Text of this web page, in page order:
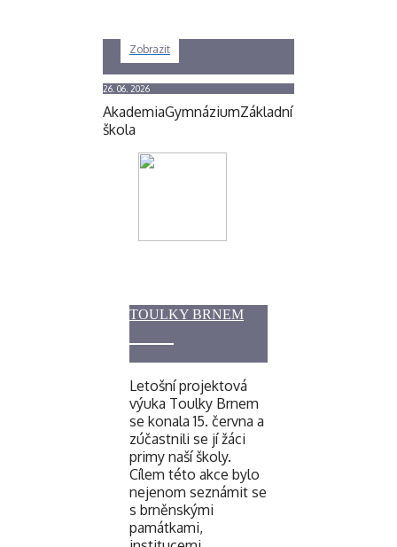
Zobrazit
26. 06. 2026
AkademiaGymnáziumZákladní
škola
TOULKY BRNEM
Letošní projektová
výuka Toulky Brnem
se konala 15. června a
zúčastnili se jí žáci
primy naší školy.
Cílem této akce bylo
nejenom seznámit se
s brněnskými
památkami,